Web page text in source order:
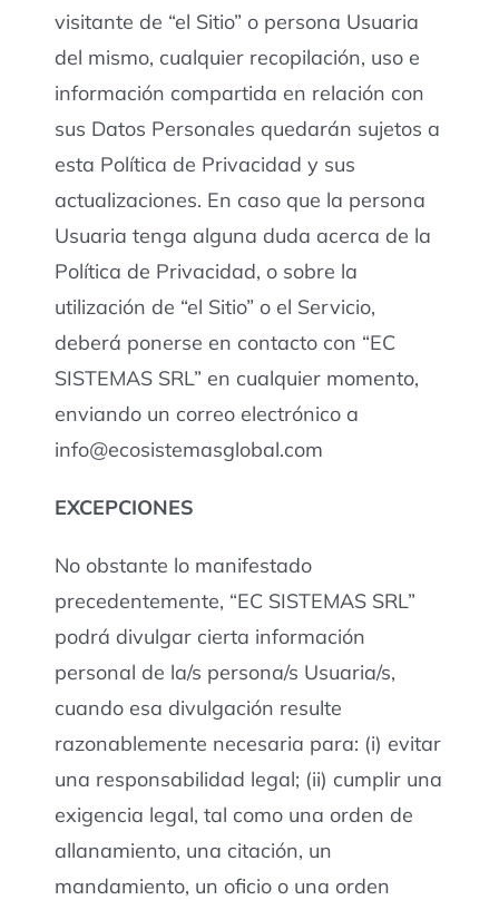
visitante de “el Sitio” o persona Usuaria
del mismo, cualquier recopilación, uso e
información compartida en relación con
sus Datos Personales quedarán sujetos a
esta Política de Privacidad y sus
actualizaciones. En caso que la persona
Usuaria tenga alguna duda acerca de la
Política de Privacidad, o sobre la
utilización de “el Sitio” o el Servicio,
deberá ponerse en contacto con “EC
SISTEMAS SRL” en cualquier momento,
enviando un correo electrónico a
info@ecosistemasglobal.com
EXCEPCIONES
No obstante lo manifestado
precedentemente, “EC SISTEMAS SRL”
podrá divulgar cierta información
personal de la/s persona/s Usuaria/s,
cuando esa divulgación resulte
razonablemente necesaria para: (i) evitar
una responsabilidad legal; (ii) cumplir una
exigencia legal, tal como una orden de
allanamiento, una citación, un
mandamiento, un oficio o una orden